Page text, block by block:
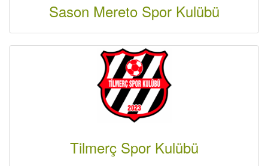
Sason Mereto Spor Kulübü
Tilmerç Spor Kulübü